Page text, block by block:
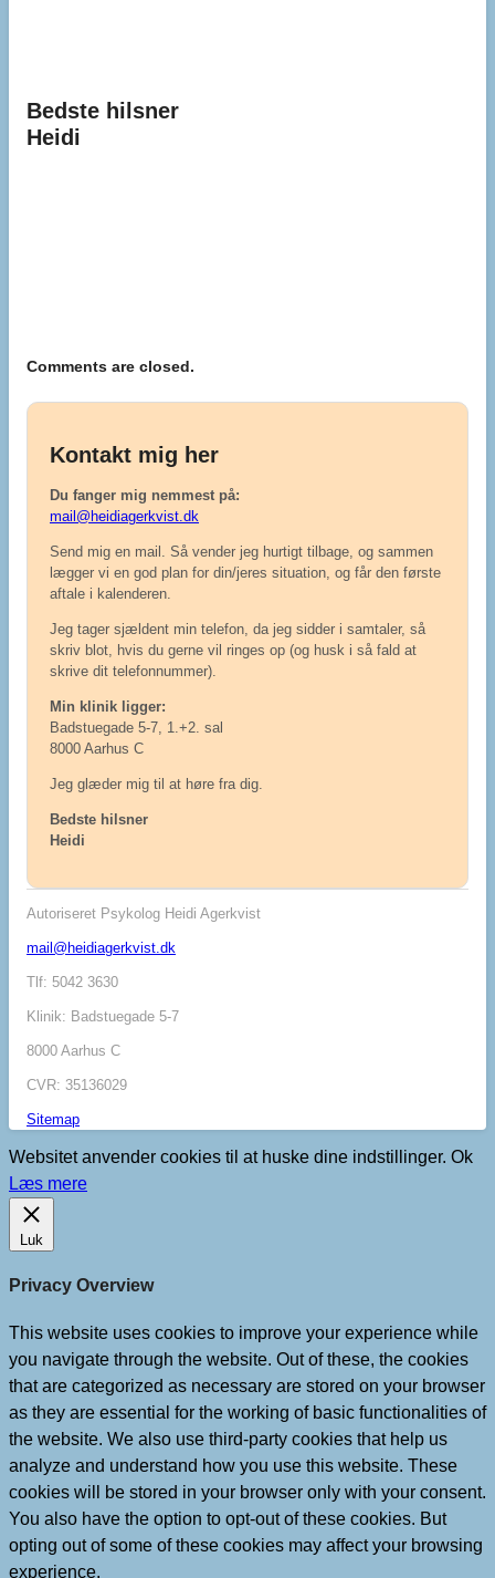
Bedste hilsner
Heidi
Comments are closed.
Kontakt mig her
Du fanger mig nemmest på:
mail@heidiagerkvist.dk
Send mig en mail. Så vender jeg hurtigt tilbage, og sammen
lægger vi en god plan for din/jeres situation, og får den første
aftale i kalenderen.
Jeg tager sjældent min telefon, da jeg sidder i samtaler, så
skriv blot, hvis du gerne vil ringes op (og husk i så fald at
skrive dit telefonnummer).
Min klinik ligger:
Badstuegade 5-7, 1.+2. sal
8000 Aarhus C
Jeg glæder mig til at høre fra dig.
Bedste hilsner
Heidi
Autoriseret Psykolog Heidi Agerkvist
mail@heidiagerkvist.dk
Tlf: 5042 3630
Klinik: Badstuegade 5-7
8000 Aarhus C
CVR: 35136029
Sitemap
Websitet anvender cookies til at huske dine indstillinger. Ok
Læs mere
Luk
Privacy Overview
This website uses cookies to improve your experience while
you navigate through the website. Out of these, the cookies
that are categorized as necessary are stored on your browser
as they are essential for the working of basic functionalities of
the website. We also use third-party cookies that help us
analyze and understand how you use this website. These
cookies will be stored in your browser only with your consent.
You also have the option to opt-out of these cookies. But
opting out of some of these cookies may affect your browsing
experience.